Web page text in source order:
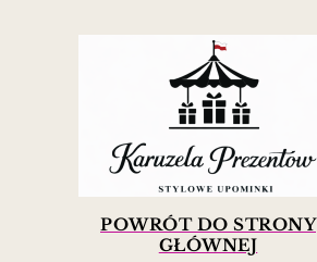
POWRÓT DO STRONY
GŁÓWNEJ